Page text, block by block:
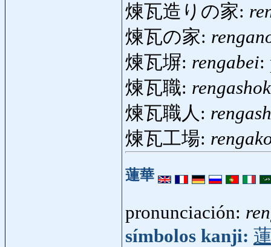
煉瓦造りの家:
煉瓦の家:
煉瓦塀: rengabei:
煉瓦職:
煉瓦職人:
煉瓦工場:
蓮華
pronunciación:
símbolos kanji: